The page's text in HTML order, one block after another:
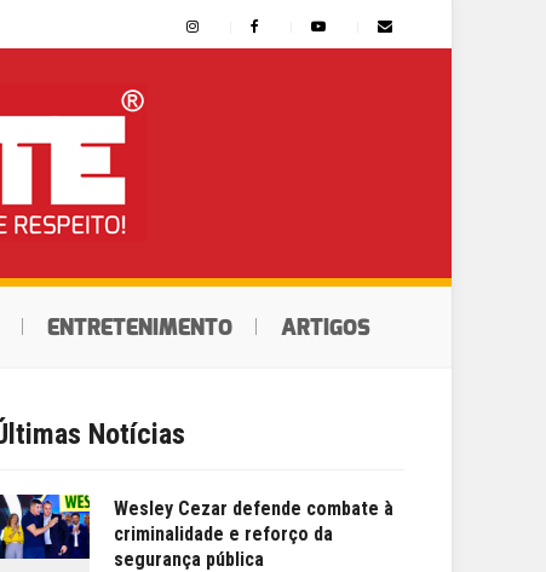
ENTRETENIMENTO ARTIGOS
Notícias
Wesley Cezar defende combate à
criminalidade e reforço da
segurança pública